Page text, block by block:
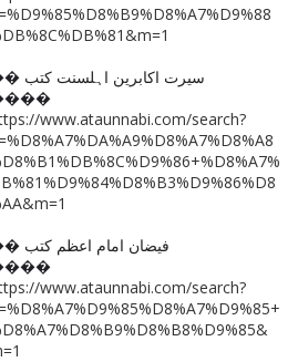
�� سیرت اکابرین اہلسنت کتب
www.ataunnabi.com/search?
�� فیضان امام اعظم کتب
www.ataunnabi.com/search?